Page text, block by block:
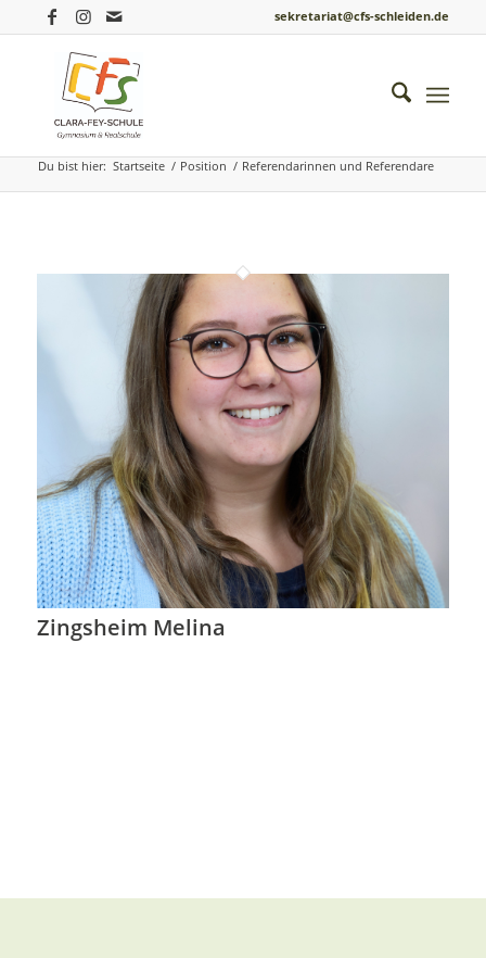
sekretariat@cfs-schleiden.de
Archiv für: Referendarinnen und Referendare
Du bist hier: Startseite / Position / Referendarinnen und Referendare
Zingsheim Melina